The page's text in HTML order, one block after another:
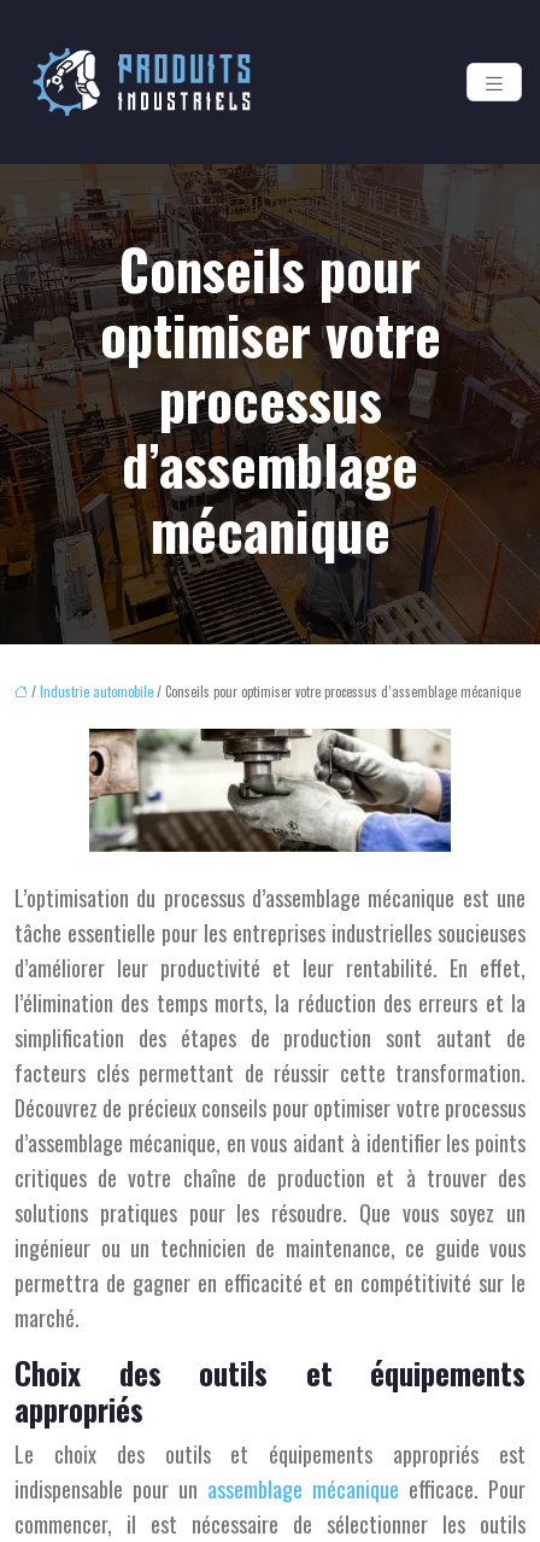
Conseils pour
optimiser votre
processus
d’assemblage
mécanique
/Industrie automobile/ Conseils pour optimiser votre processus d’assemblage mécanique
L’optimisation du processus d’assemblage mécanique est une
tâche essentielle pour les entreprises industrielles soucieuses
d’améliorer leur productivité et leur rentabilité. En effet,
l’élimination des temps morts, la réduction des erreurs et la
simplification des étapes de production sont autant de
facteurs clés permettant de réussir cette transformation.
Découvrez de précieux conseils pour optimiser votre processus
d’assemblage mécanique, en vous aidant à identifier les points
critiques de votre chaîne de production et à trouver des
solutions pratiques pour les résoudre. Que vous soyez un
ingénieur ou un technicien de maintenance, ce guide vous
permettra de gagner en efficacité et en compétitivité sur le
marché.
Choix des outils et équipements
appropriés
Le choix des outils et équipements appropriés est
indispensable pour un assemblage mécanique efficace. Pour
commencer, il est nécessaire de sélectionner les outils